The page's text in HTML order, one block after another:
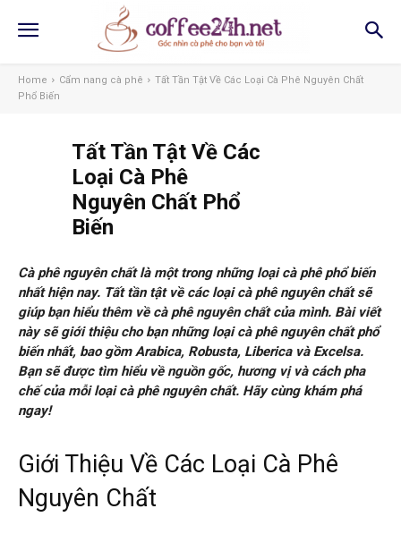
Home Cẩm nang cà phê
Tất Tần Tật Về Các Loại Cà Phê Nguyên Chất
Phổ Biến
Tất Tần Tật Về Các
Loại Cà Phê
Nguyên Chất Phổ
Biến
Cà phê nguyên chất là một trong những loại cà phê phổ biến
nhất hiện nay. Tất tần tật về các loại cà phê nguyên chất sẽ
giúp bạn hiểu thêm về cà phê nguyên chất của mình. Bài viết
này sẽ giới thiệu cho bạn những loại cà phê nguyên chất phổ
biến nhất, bao gồm Arabica, Robusta, Liberica và Excelsa.
Bạn sẽ được tìm hiểu về nguồn gốc, hương vị và cách pha
chế của mỗi loại cà phê nguyên chất. Hãy cùng khám phá
ngay!
Giới Thiệu Về Các Loại Cà Phê
Nguyên Chất